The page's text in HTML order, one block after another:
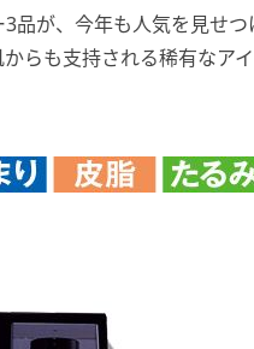
品が、今年も人気を見せ
らも支持される稀有なアイ